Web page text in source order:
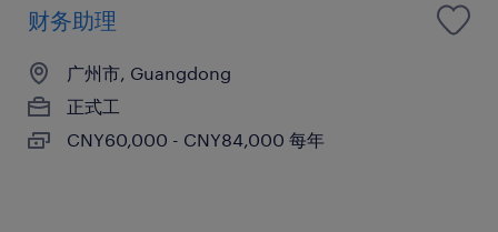
财务助理
广州市, Guangdong
正式工
CNY60,000 - CNY84,000 每年